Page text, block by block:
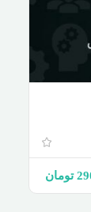
تومان